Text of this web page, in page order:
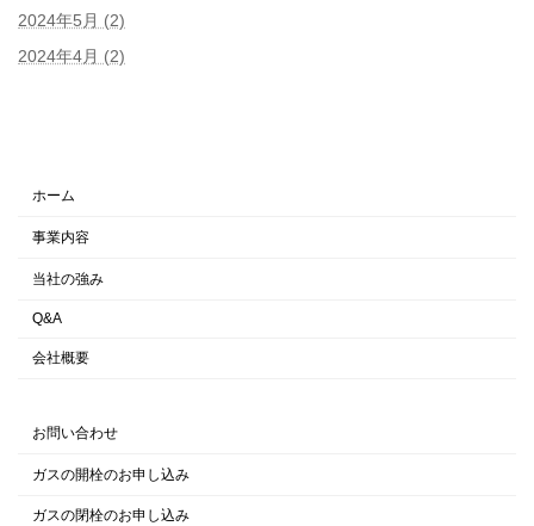
2024年5月 (2)
2024年4月 (2)
ホーム
事業内容
当社の強み
Q&A
会社概要
お問い合わせ
ガスの開栓のお申し込み
ガスの閉栓のお申し込み